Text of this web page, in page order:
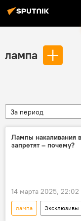
лампа
За период
Лампы накаливания
запретят – почему?
14 марта 2025, 22:02
лампа Эксклюзивы